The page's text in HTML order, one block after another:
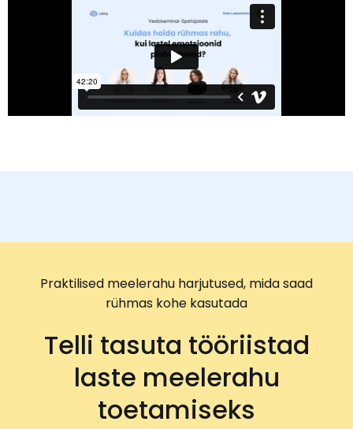
Praktilised meelerahu harjutused, mida saad
rühmas kohe kasutada
Telli tasuta tööriistad
laste meelerahu
toetamiseks